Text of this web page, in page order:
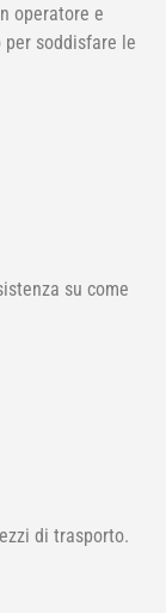
operatore e
soddisfare le
su come
di trasporto.